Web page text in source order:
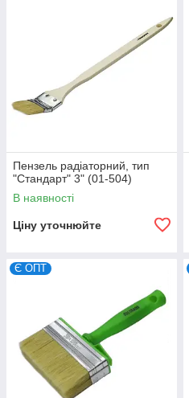
Пензель радіаторний, тип
"Стандарт" 3" (01-504)
В наявності
Ціну уточнюйте
Є ОПТ